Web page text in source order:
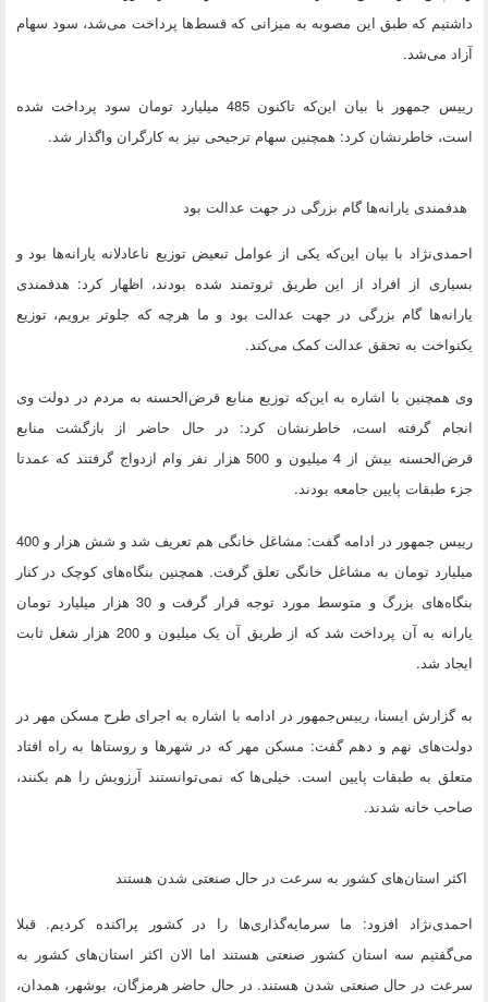
داشتیم که طبق این مصوبه به میزانی که قسط‌ها پرداخت می‌شد، سود سهام
آزاد می‌شد.
رییس جمهور با بیان این‌که تاکنون 485 میلیارد تومان سود پرداخت شده
است، خاطرنشان کرد: همچنین سهام ترجیحی نیز به کارگران واگذار شد.
هدفمندی یارانه‌ها گام بزرگی در جهت عدالت بود
احمدی‌نژاد با بیان این‌که یکی از عوامل تبعیض توزیع ناعادلانه یارانه‌ها بود و
بسیاری از افراد از این طریق ثروتمند شده بودند، اظهار کرد: هدفمندی
یارانه‌ها گام بزرگی در جهت عدالت بود و ما هرچه که جلوتر برویم، توزیع
یکنواخت به تحقق عدالت کمک می‌کند.
وی همچنین با اشاره به این‌که توزیع منابع قرض‌الحسنه به مردم در دولت وی
انجام گرفته است، خاطرنشان کرد: در حال حاضر از بازگشت منابع
قرض‌الحسنه بیش از 4 میلیون و 500 هزار نفر وام ازدواج گرفتند که عمدتا
جزء طبقات پایین جامعه بودند.
رییس جمهور در ادامه گفت: مشاغل خانگی هم تعریف شد و شش هزار و 400
میلیارد تومان به مشاغل خانگی تعلق گرفت. همچنین بنگاه‌های کوچک در کنار
بنگاه‌های بزرگ و متوسط مورد توجه قرار گرفت و 30 هزار میلیارد تومان
یارانه به آن پرداخت شد که از طریق آن یک میلیون و 200 هزار شغل ثابت
ایجاد شد.
به گزارش ایسنا، رییس‌جمهور در ادامه با اشاره به اجرای طرح مسکن مهر در
دولت‌های نهم و دهم گفت: مسکن مهر که در شهرها و روستاها به راه افتاد
متعلق به طبقات پایین است. خیلی‌ها که نمی‌توانستند آرزویش را هم بکنند،
صاحب خانه شدند.
اکثر استان‌های کشور به سرعت در حال صنعتی شدن هستند
احمدی‌نژاد افزود: ما سرمایه‌گذاری‌ها را در کشور پراکنده کردیم. قبلا
می‌گفتیم سه استان کشور صنعتی هستند اما الان اکثر استان‌های کشور به
سرعت در حال صنعتی شدن هستند. در حال حاضر هرمزگان، بوشهر، همدان،